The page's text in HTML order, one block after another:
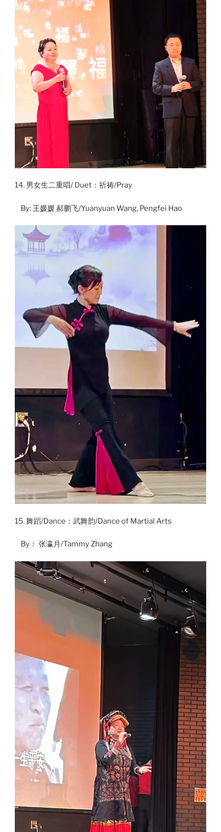
14. 男女生二重唱/ Duet：祈祷/Pray
By: 王媛媛 郝鹏飞/Yuanyuan Wang, Pengfei Hao
15. 舞蹈/Dance：武舞韵/Dance of Martial Arts
By： 张瀛月/Tammy Zhang